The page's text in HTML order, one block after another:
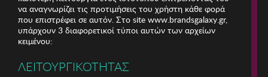
να αναγνωρίζει τις προτιμήσεις του χρήστη κάθε φορά
που επιστρέφει σε αυτόν. Στο site www.brandsgalaxy.gr,
υπάρχουν 3 διαφορετικοί τύποι αυτών των αρχείων
κειμένου:
ΛΕΙΤΟΥΡΓΙΚΟΤΗΤΑΣ